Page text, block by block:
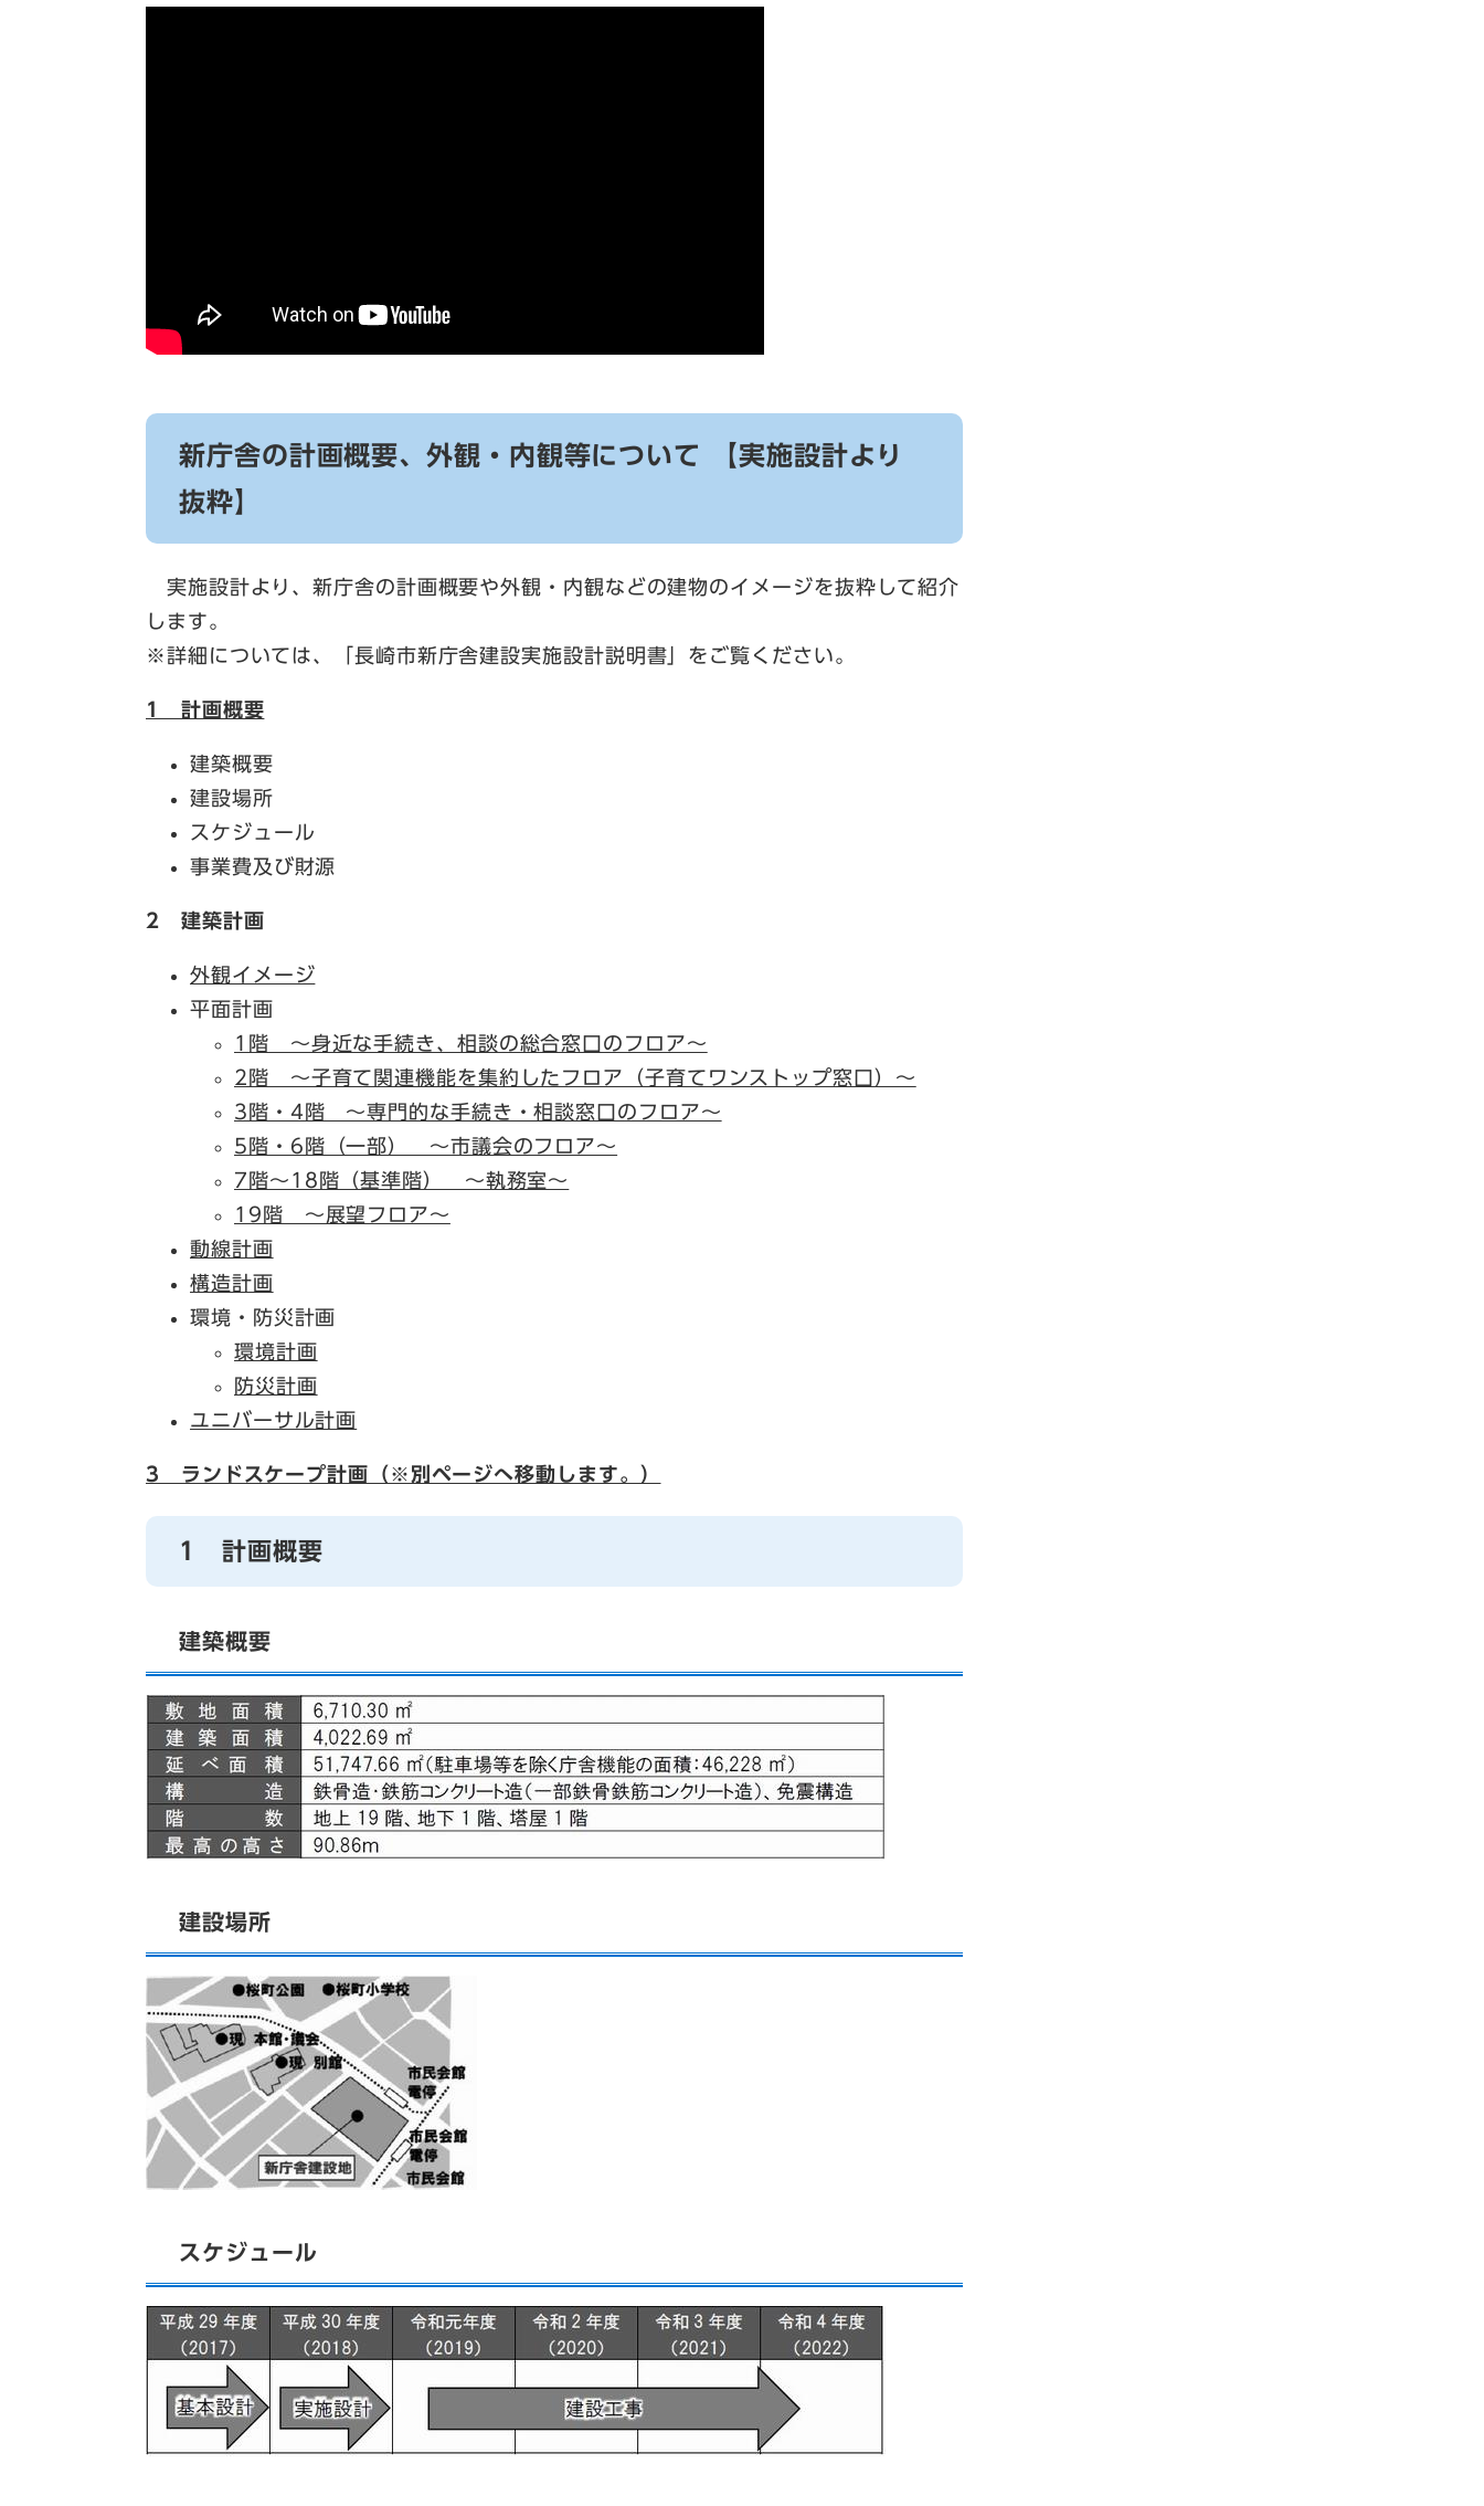
新庁舎の計画概要、外観・内観等について 【実施設計より
抜粋】
実施設計より、新庁舎の計画概要や外観・内観などの建物のイメージを抜粋して紹介
します。
※詳細については、「長崎市新庁舎建設実施設計説明書」をご覧ください。
1 計画概要
建築概要
建設場所
スケジュール
事業費及び財源
2 建築計画
外観イメージ
平面計画
1階 ～身近な手続き、相談の総合窓口のフロア～
2階 ～子育て関連機能を集約したフロア（子育てワンストップ窓口）～
3階・4階 ～専門的な手続き・相談窓口のフロア～
5階・6階（一部） ～市議会のフロア～
7階～18階（基準階） ～執務室～
19階 ～展望フロア～
動線計画
構造計画
環境・防災計画
環境計画
防災計画
ユニバーサル計画
3 ランドスケープ計画（※別ページへ移動します。）
1 計画概要
建築概要
建設場所
スケジュール